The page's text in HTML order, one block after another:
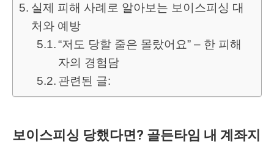
실제 피해 사례로 알아보는 보이스피싱 대
처와 예방
“저도 당할 줄은 몰랐어요” – 한 피해
자의 경험담
관련된 글:
보이스피싱 당했다면? 골든타임 내 계좌지